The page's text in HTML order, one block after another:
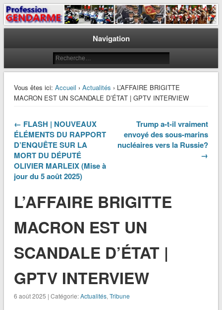
Profession Gendarme
Le journal des gendarmes
Navigation
Vous êtes ici: Accueil › Actualités › L’AFFAIRE BRIGITTE
MACRON EST UN SCANDALE D’ÉTAT | GPTV INTERVIEW
← FLASH | NOUVEAUX
ÉLÉMENTS DU RAPPORT
D’ENQUÊTE SUR LA
MORT DU DÉPUTÉ
OLIVIER MARLEIX (Mise à
jour du 5 août 2025)
Trump a-t-il vraiment
envoyé des sous-marins
nucléaires vers la Russie?
→
L’AFFAIRE BRIGITTE
MACRON EST UN
SCANDALE D’ÉTAT |
GPTV INTERVIEW
6 août 2025 | Catégorie:Actualités, Tribune